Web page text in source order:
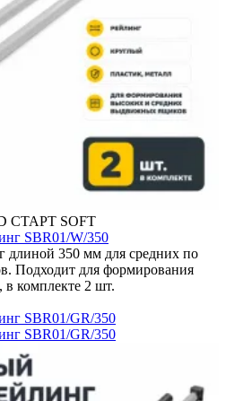
СТАРТ SOFT
SBR01/W/350
длиной 350 мм для средних по
Подходит для формирования
комплекте 2 шт.
SBR01/GR/350
SBR01/GR/350